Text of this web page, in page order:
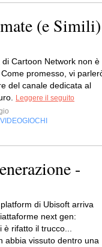
(e Simili)
di Cartoon Network non è
promesso, vi
del canale dedicata al
Leggere il seguito
VIDEOGIOCHI
-
di Ubisoft arriva
next gen:
rifatto il trucco...
abbia vissuto dentro una